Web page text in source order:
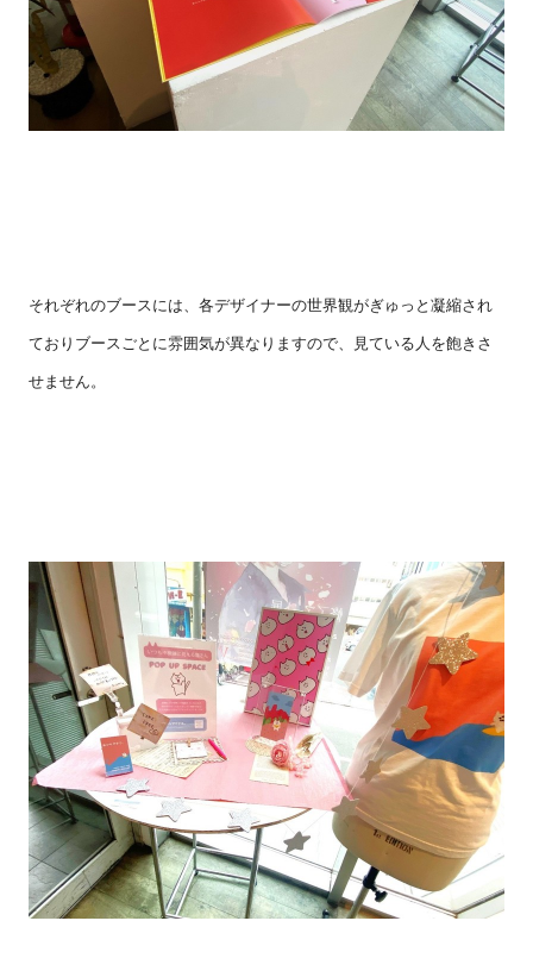
それぞれのブースには、各デザイナーの世界観がぎゅっと凝縮され
ておりブースごとに雰囲気が異なりますので、見ている人を飽きさ
せません。